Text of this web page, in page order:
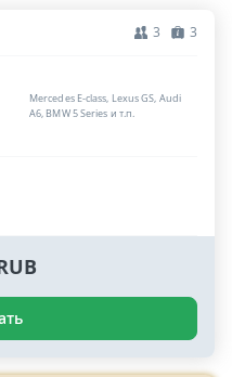
3 3
Mercedes E-class, Lexus GS, Audi
A6, BMW 5 Series и т.п.